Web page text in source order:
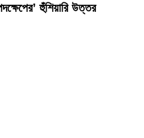
হুঁশিয়ারি উত্তর